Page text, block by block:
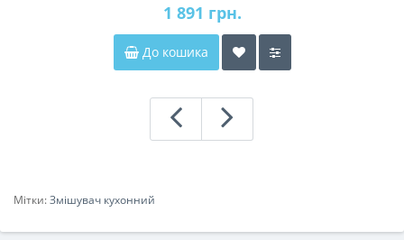
1 891 грн.
До кошика
Мітки:Змішувач кухонний